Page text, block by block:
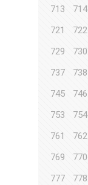
713
714
721
722
729
730
737
738
745
746
753
754
761
762
769
770
777
778